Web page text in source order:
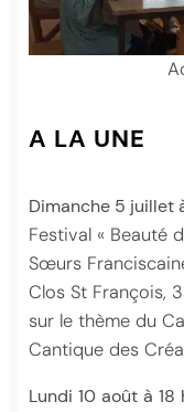
A LA UNE
Dimanche 5 juillet
Festival « Beauté
Sœurs
Clos St François,
sur le thème du
Cantique des
Lundi 10 août à 18